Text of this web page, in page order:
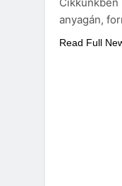
anyagán,
Read Full